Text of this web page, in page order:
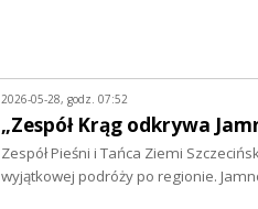
2026-05-28, godz. 07:52
„Zespół Krąg odkrywa
Zespół Pieśni i Tańca Ziemi
wyjątkowej podróży po regionie.